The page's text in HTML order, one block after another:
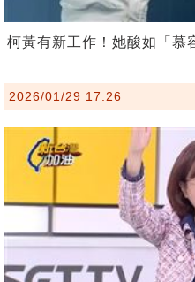
柯黃有新工作！她酸如「慕
2026/01/29 17:26